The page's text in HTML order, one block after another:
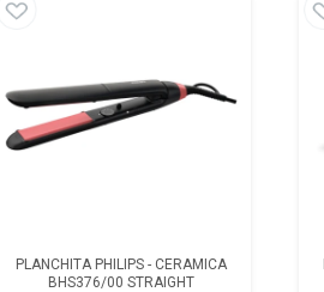
PLANCHITA PHILIPS - CERAMICA
BHS376/00 STRAIGHT